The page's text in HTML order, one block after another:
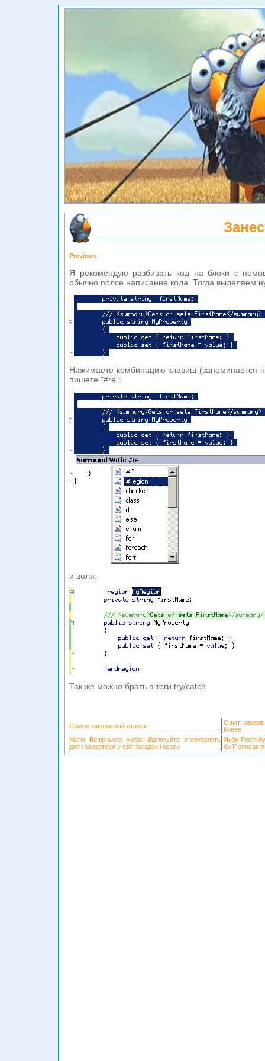
Previous
Я рекомендую разбивать код на блоки с
обычно полсе написание кода. Тогда выделяем
Нажимаете комбинацию клавиш (запоминается
пишете "#re":
и воля:
Так же можно брать в теги try/catch
Самостоятельный отпуск
Опыт
Киеве
Магія Вечірнього Неба: Відлякуйте втомленість
дня і зануртеся у світ загадок і краси
Якби Росія
би її описав